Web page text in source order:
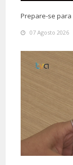
Prepare-se para
07 Agosto 2026